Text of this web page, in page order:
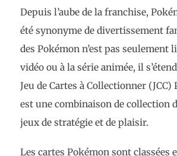
Depuis l’aube de la franchise,
été synonyme de divertissement
des Pokémon n’est pas seulement
vidéo ou à la série animée, il
Jeu de Cartes à Collectionner
est une combinaison de collection
jeux de stratégie et de plaisir.
Les cartes Pokémon sont classées